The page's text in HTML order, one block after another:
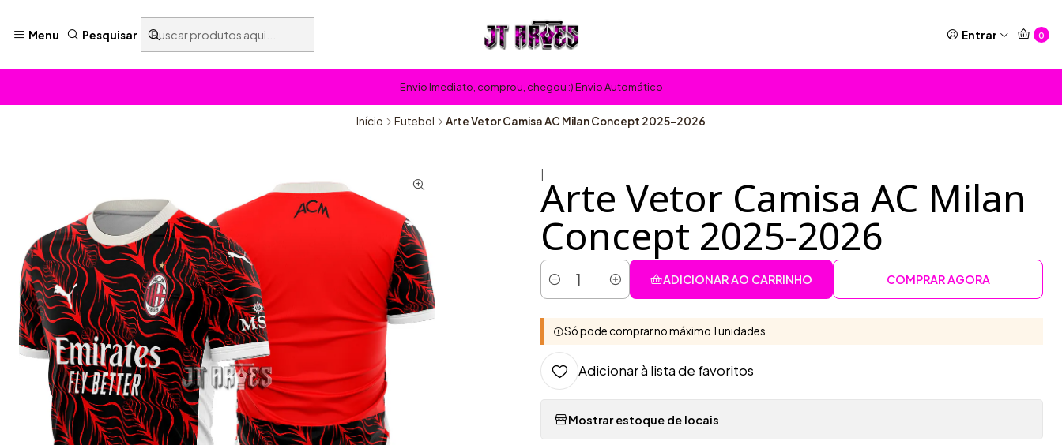
Menu Pesquisar Entrar 0
Envio Imediato, comprou, chegou :) Envio Automático
Início Futebol Arte Vetor Camisa AC Milan Concept 2025-2026
Arte Vetor Camisa AC Milan
Concept 2025-2026
Quantidade
ADICIONAR AO CARRINHO COMPRAR AGORA
Só pode comprar no máximo 1 unidades
Adicionar à lista de favoritos
Mostrar estoque de locais